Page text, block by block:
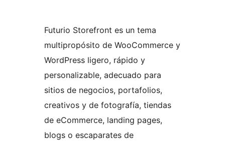
Futurio Storefront es un tema
multipropósito de WooCommerce y
WordPress ligero, rápido y
personalizable, adecuado para
sitios de negocios, portafolios,
creativos y de fotografía, tiendas
de eCommerce, landing pages,
blogs o escaparates de